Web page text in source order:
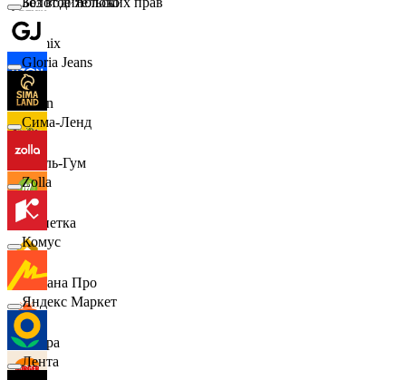
Demix
Ozon
Бубль-Гум
Монетка
Лемана Про
7 утра
Gloria Jeans
Сима-Ленд
Zolla
Комус
Яндекс Маркет
Лента